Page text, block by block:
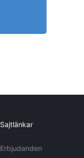
Sajtlänkar
Erbjudanden